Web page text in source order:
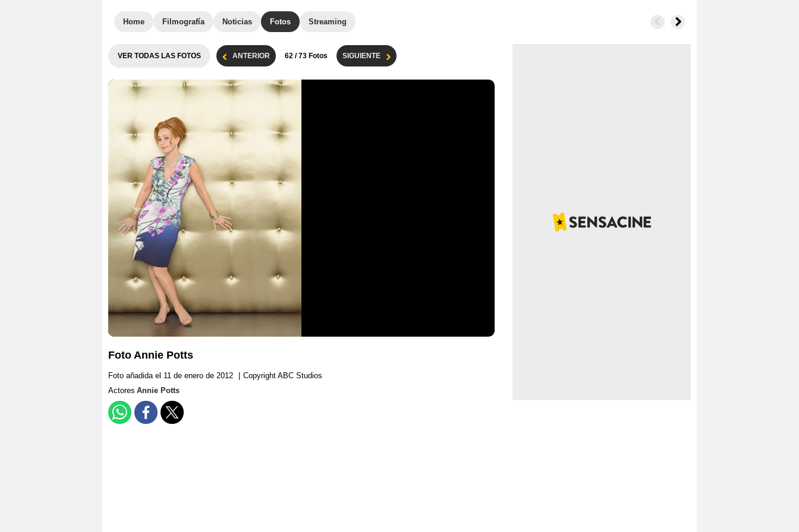
Home Filmografía Noticias Fotos Streaming
VER TODAS LAS FOTOS ANTERIOR 62 / 73 Fotos SIGUIENTE
Foto Annie Potts
Foto añadida el 11 de enero de 2012
Copyright ABC Studios
Actores Annie Potts